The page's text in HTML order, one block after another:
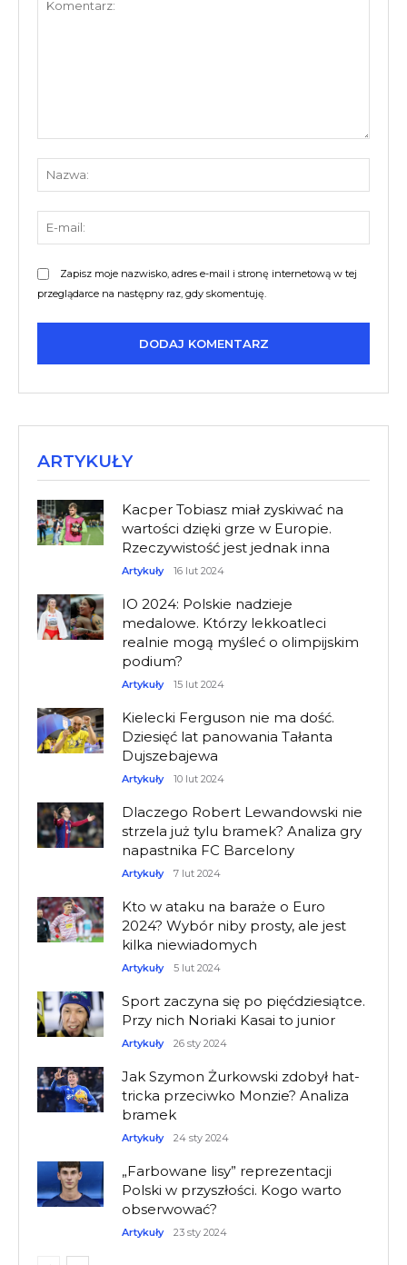
Zapisz moje nazwisko, adres e-mail i stronę internetową w tej
przeglądarce na następny raz, gdy skomentuję.
ARTYKUŁY
Kacper Tobiasz miał zyskiwać na
wartości dzięki grze w Europie.
Rzeczywistość jest jednak inna
Artykuły 16 lut 2024
IO 2024: Polskie nadzieje
medalowe. Którzy lekkoatleci
realnie mogą myśleć o olimpijskim
podium?
Artykuły 15 lut 2024
Kielecki Ferguson nie ma dość.
Dziesięć lat panowania Tałanta
Dujszebajewa
Artykuły 10 lut 2024
Dlaczego Robert Lewandowski nie
strzela już tylu bramek? Analiza gry
napastnika FC Barcelony
Artykuły 7 lut 2024
Kto w ataku na baraże o Euro
2024? Wybór niby prosty, ale jest
kilka niewiadomych
Artykuły 5 lut 2024
Sport zaczyna się po pięćdziesiątce.
Przy nich Noriaki Kasai to junior
Artykuły 26 sty 2024
Jak Szymon Żurkowski zdobył hat-
tricka przeciwko Monzie? Analiza
bramek
Artykuły 24 sty 2024
„Farbowane lisy” reprezentacji
Polski w przyszłości. Kogo warto
obserwować?
Artykuły 23 sty 2024